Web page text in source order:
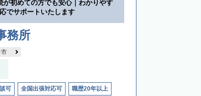
が初めての方でも安心｜わかりやす
でサポートいたします
務所
可 全国出張対応可 職歴20年以上